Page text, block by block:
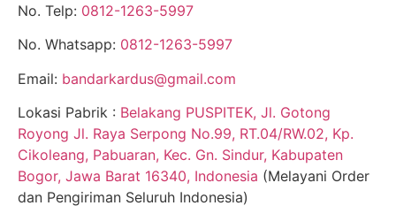
No. Telp: 0812-1263-5997
No. Whatsapp: 0812-1263-5997
Email: bandarkardus@gmail.com
Lokasi Pabrik : Belakang PUSPITEK, Jl. Gotong
Royong Jl. Raya Serpong No.99, RT.04/RW.02, Kp.
Cikoleang, Pabuaran, Kec. Gn. Sindur, Kabupaten
Bogor, Jawa Barat 16340, Indonesia (Melayani Order
dan Pengiriman Seluruh Indonesia)